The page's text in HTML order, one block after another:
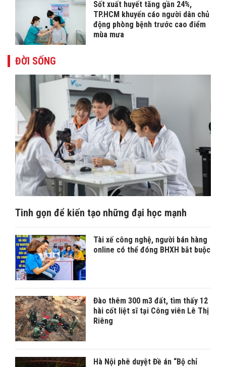
Sốt xuất huyết tăng gần 24%,
TP.HCM khuyến cáo người dân chủ
động phòng bệnh trước cao điểm
mùa mưa
ĐỜI SỐNG
Tinh gọn để kiến tạo những đại học mạnh
Tài xế công nghệ, người bán hàng
online có thể đóng BHXH bắt buộc
Đào thêm 300 m3 đất, tìm thấy 12
hài cốt liệt sĩ tại Công viên Lê Thị
Riêng
Hà Nội phê duyệt Đề án “Bộ chỉ